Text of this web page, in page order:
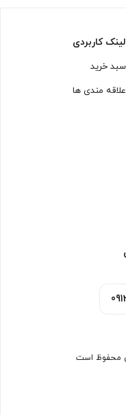
لینک کاربردی
سبد خرید
علاقه مندی ها
محفوظ است